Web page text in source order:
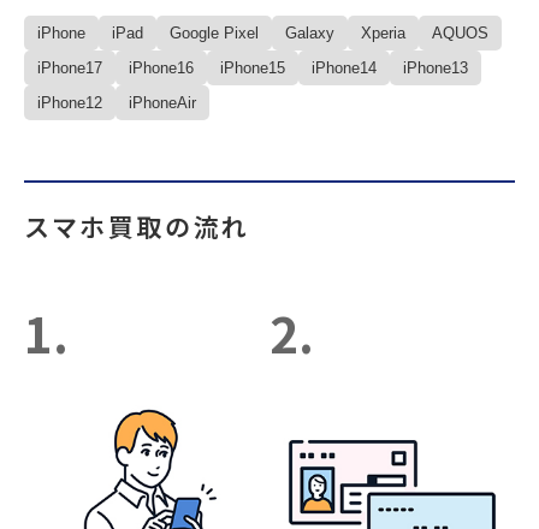
iPhone iPad Google Pixel Galaxy Xperia
AQUOS
iPhone17
iPhone16 iPhone15 iPhone14
iPhone13
iPhone12
iPhoneAir
スマホ買取の流れ
1. 2.